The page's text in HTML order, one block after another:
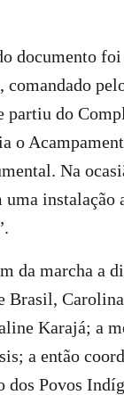
documento
partiu do
o
Na
uma instalação
da marcha a
Brasil,
Karajá; a
a então
dos Povos